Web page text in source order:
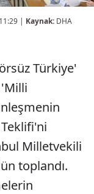
| Kaynak: DHA
Türkiye'
'Milli
Milletvekili
toplandı.